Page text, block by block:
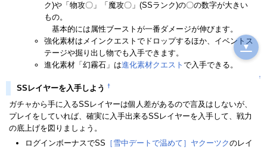
ク)や「物攻〇」「魔攻〇」(SSランク)の〇の数字が大きい
もの。
基本的には属性ブーストが一番ダメージが伸びます。
強化素材はメインクエストでドロップするほか、イベントス
テージや掘り出し物でも入手できます。
進化素材「幻霧石」は進化素材クエスト で入手できる。
↑
SSレイヤーを入手しよう †
ガチャから手に入るSSレイヤーは個人差があるので言及はしないが、
プレイをしていれば、確実に入手出来るSSレイヤーを入手して、戦力
の底上げを図りましょう。
ログインボーナスでSS ［雪中デートで温めて］ヤクーツクのレイ
▼